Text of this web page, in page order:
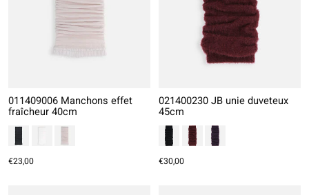
011409006 Manchons effet
fraîcheur 40cm
€23,00
021400230 JB unie duveteux
45cm
€30,00